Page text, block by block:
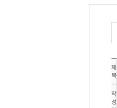
제
목
작
성